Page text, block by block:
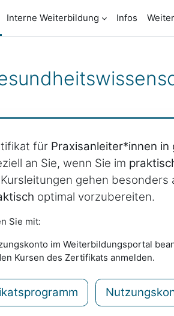
Interne Weiterbildung Infos
für Praxisanleiter*innen
an Sie, wenn Sie im
gehen
optimal vorzubereiten.
Sie mit:
im Weiterbildungsportal
Kursen des Zertifikats anmelden.